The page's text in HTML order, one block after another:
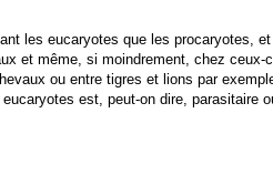
les eucaryotes que les procaryotes,
et même, si moindrement, chez
ou entre tigres et lions par
est, peut-on dire, parasitaire